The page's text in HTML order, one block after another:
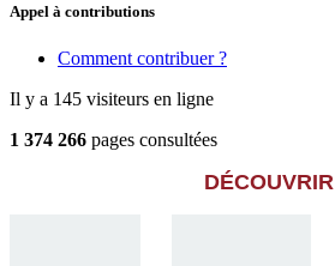
Appel à contributions
Comment contribuer ?
Il y a 145 visiteurs en ligne
1 374 266 pages consultées
DÉCOUVRIR